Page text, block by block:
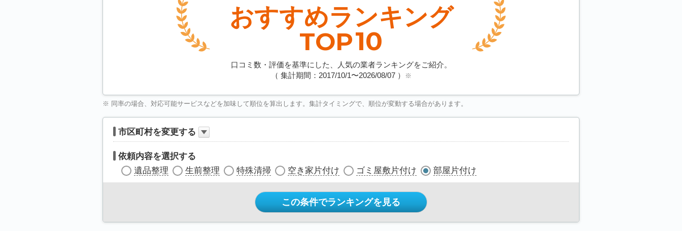
おすすめランキング
TOP10
口コミ数・評価を基準にした、人気の業者ランキングをご紹介。
（ 集計期間：2017/10/1〜2026/08/07） ※
※ 同率の場合、対応可能サービスなどを加味して順位を算出します。集計タイミングで、順位が変動する場合があります。
市区町村を変更する
依頼内容を選択する
遺品整理
生前整理 特殊清掃 空き家片付け ゴミ屋敷片付け 部屋片付け
この条件でランキングを見る